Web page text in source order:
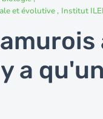
et évolutive
Institut
a